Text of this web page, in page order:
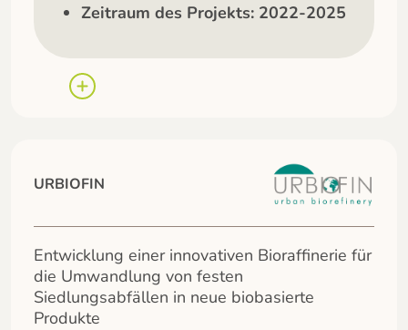
Zeitraum des Projekts: 2022-2025
URBIOFIN
Entwicklung einer innovativen Bioraffinerie für
die Umwandlung von festen
Siedlungsabfällen in neue biobasierte
Produkte